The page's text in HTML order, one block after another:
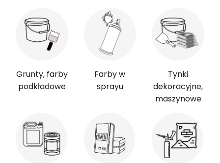
Grunty, farby
podkładowe
Farby w
sprayu
Tynki
dekoracyjne,
maszynowe